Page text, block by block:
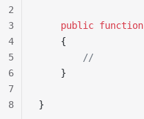
	public
function
	{
		//
	}
}
2
3
4
5
6
7
8